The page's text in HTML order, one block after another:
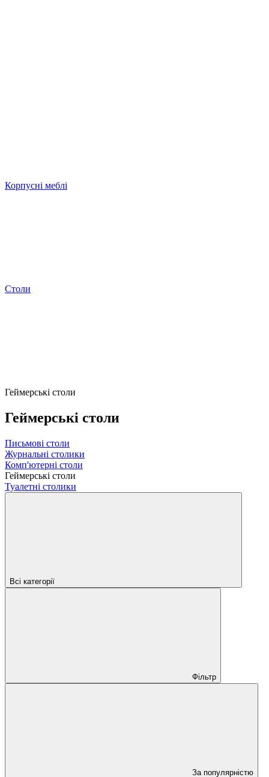
Корпусні меблі
Столи
Геймерські столи
Геймерські столи
Письмові столи
Журнальні столики
Комп'ютерні столи
Геймерські столи
Туалетні столики
Всі категорії
Фільтр
За популярністю